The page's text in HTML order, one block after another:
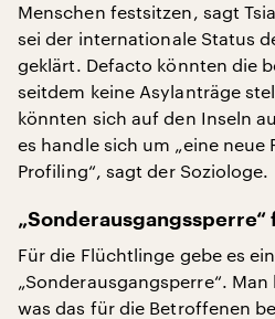
Menschen festsitzen, sagt
sei der internationale Status
geklärt. Defacto könnten die
seitdem keine Asylanträge
könnten sich auf den Inseln
es handle sich um „eine neue
Profiling“, sagt der Soziologe.
Für die Flüchtlinge gebe es
„Sonderausgangsperre“.
was das für die Betroffenen